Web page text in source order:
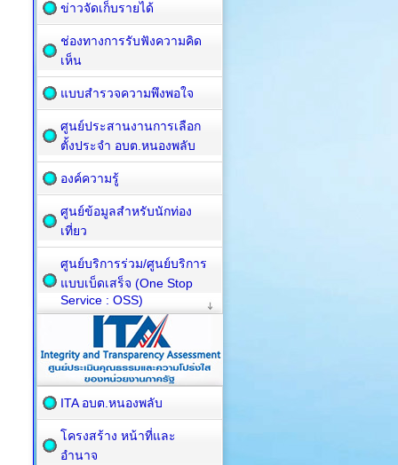
ข่าวจัดเก็บรายได้
ช่องทางการรับฟังความคิด
เห็น
แบบสำรวจความพึงพอใจ
ศูนย์ประสานงานการเลือก
ตั้งประจำ อบต.หนองพลับ
องค์ความรู้
ศูนย์ข้อมูลสำหรับนักท่อง
เที่ยว
ศูนย์บริการร่วม/ศูนย์บริการ
แบบเบ็ดเสร็จ (One Stop
Service : OSS)
ITA อบต.หนองพลับ
โครงสร้าง หน้าที่และ
อำนาจ